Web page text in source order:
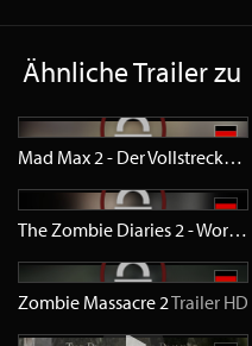
Ähnliche Trailer zu
Mad Max 2 - Der Vollstrecker
The Zombie Diaries 2 - World of the Dead
Zombie Massacre 2Trailer HD